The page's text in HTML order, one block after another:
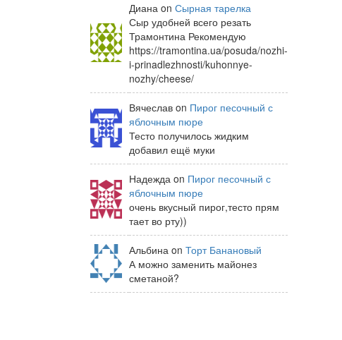
Диана on Сырная тарелка
Сыр удобней всего резать
Трамонтина Рекомендую
https://tramontina.ua/posuda/nozhi-
i-prinadlezhnosti/kuhonnye-
nozhy/cheese/
Вячеслав on Пирог песочный с
яблочным пюре
Тесто получилось жидким
добавил ещё муки
Надежда on Пирог песочный с
яблочным пюре
очень вкусный пирог,тесто прям
тает во рту))
Альбина on Торт Банановый
А можно заменить майонез
сметаной?